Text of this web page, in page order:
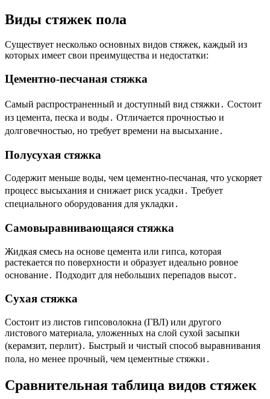
Виды стяжек пола
Существует несколько основных видов стяжек, каждый из
которых имеет свои преимущества и недостатки:
Цементно-песчаная стяжка
Самый распространенный и доступный вид стяжки․ Состоит
из цемента, песка и воды․ Отличается прочностью и
долговечностью, но требует времени на высыхание․
Полусухая стяжка
Содержит меньше воды, чем цементно-песчаная, что ускоряет
процесс высыхания и снижает риск усадки․ Требует
специального оборудования для укладки․
Самовыравнивающаяся стяжка
Жидкая смесь на основе цемента или гипса, которая
растекается по поверхности и образует идеально ровное
основание․ Подходит для небольших перепадов высот․
Сухая стяжка
Состоит из листов гипсоволокна (ГВЛ) или другого
листового материала, уложенных на слой сухой засыпки
(керамзит, перлит)․ Быстрый и чистый способ выравнивания
пола, но менее прочный, чем цементные стяжки․
Сравнительная таблица видов стяжек